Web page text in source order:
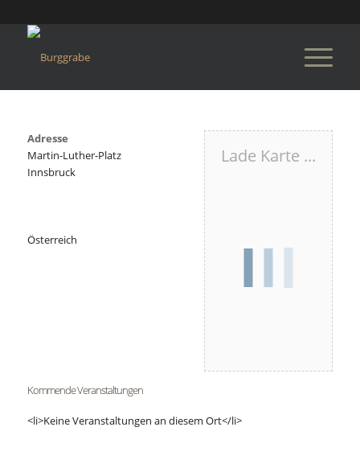
Lade Karte ...
Adresse
Martin-Luther-Platz
Innsbruck
Österreich
Kommende Veranstaltungen
<li>Keine Veranstaltungen an diesem Ort</li>